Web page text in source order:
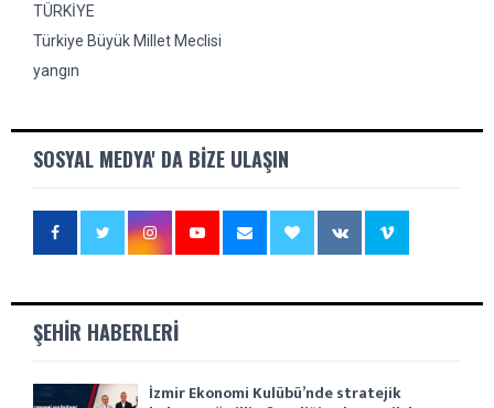
TÜRKİYE
Türkiye Büyük Millet Meclisi
yangın
SOSYAL MEDYA' DA BIZE ULAŞIN
ŞEHIR HABERLERI
İzmir Ekonomi Kulübü’nde stratejik